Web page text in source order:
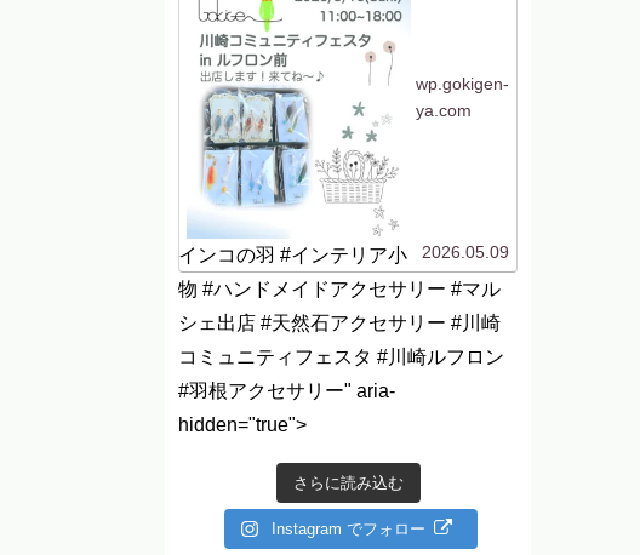
口 からすぐの駅前広場
(ルフロン前広場)での開
催です。駅から近いのは
助かりますね〜（私も
^^）。ルフロ...wp.gokigen-
ya.com
2026.05.09
インコの羽 #インテリア小
物 #ハンドメイドアクセサリー #マル
シェ出店 #天然石アクセサリー #川崎
コミュニティフェスタ #川崎ルフロン
#羽根アクセサリー" aria-
hidden="true">
さらに読み込む
Instagram でフォロー